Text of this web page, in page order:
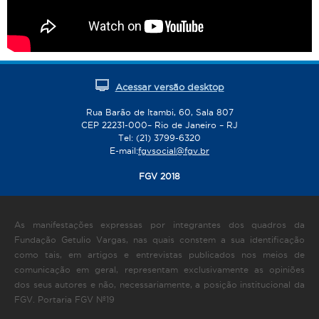
Acessar versão desktop
Rua Barão de Itambi, 60, Sala 807
CEP 22231-000– Rio de Janeiro – RJ
Tel: (21) 3799-6320
E-mail:fgvsocial@fgv.br
FGV 2018
As manifestações expressas por integrantes dos quadros da
Fundação Getulio Vargas, nas quais constem a sua identificação
como tais, em artigos e entrevistas publicados nos meios de
comunicação em geral, representam exclusivamente as opiniões
dos seus autores e não, necessariamente, a posição institucional da
FGV. Portaria FGV Nº19